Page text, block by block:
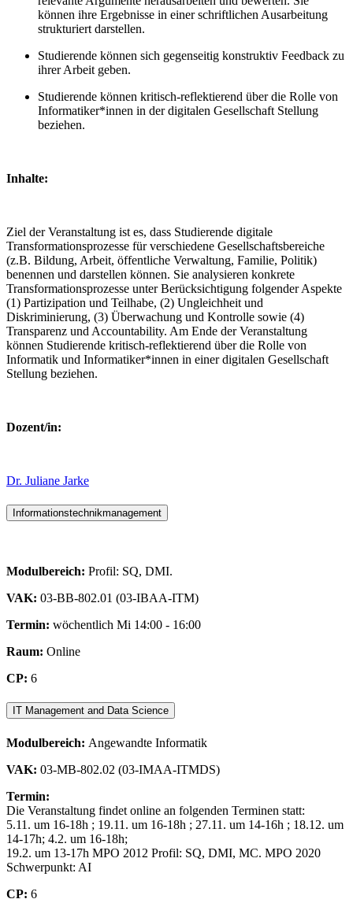
können ihre Ergebnisse in einer schriftlichen Ausarbeitung
strukturiert darstellen.​
Studierende können sich gegenseitig konstruktiv Feedback zu
ihrer Arbeit geben. ​
Studierende können kritisch-reflektierend über die Rolle von
Informatiker*innen in der digitalen Gesellschaft Stellung
beziehen.
Inhalte:
Ziel der Veranstaltung ist es, dass Studierende digitale
Transformationsprozesse für verschiedene Gesellschaftsbereiche
(z.B. Bildung, Arbeit, öffentliche Verwaltung, Familie, Politik)
benennen und darstellen können. Sie analysieren konkrete
Transformationsprozesse unter Berücksichtigung folgender Aspekte
(1) Partizipation und Teilhabe, (2) Ungleichheit und
Diskriminierung, (3) Überwachung und Kontrolle sowie (4)
Transparenz und Accountability. Am Ende der Veranstaltung
können Studierende kritisch-reflektierend über die Rolle von
Informatik und Informatiker*innen in einer digitalen Gesellschaft
Stellung beziehen.
Dozent/in:
Dr. Juliane Jarke
Informationstechnikmanagement
Modulbereich: Profil: SQ, DMI.
VAK: 03-BB-802.01 (03-IBAA-ITM)
Termin: wöchentlich Mi 14:00 - 16:00
Raum: Online
CP: 6
IT Management and Data Science
Modulbereich: Angewandte Informatik
VAK: 03-MB-802.02 (03-IMAA-ITMDS)
Termin:
Die Veranstaltung findet online an folgenden Terminen statt:
5.11. um 16-18h ; 19.11. um 16-18h ; 27.11. um 14-16h ; 18.12. um
14-17h; 4.2. um 16-18h;
19.2. um 13-17h MPO 2012 Profil: SQ, DMI, MC. MPO 2020
Schwerpunkt: AI
CP: 6